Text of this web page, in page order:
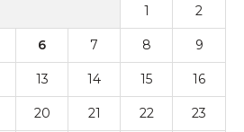
1 2
6 7 8 9
13 14 15 16
20 21 22 23